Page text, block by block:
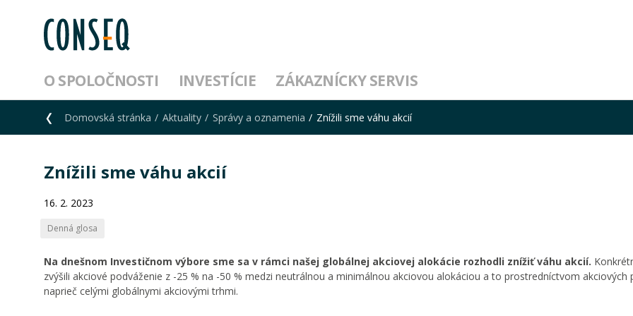
O SPOLOČNOSTI INVESTÍCIE ZÁKAZNÍCKY SERVIS
Domovská stránka Aktuality Správy a oznamenia Znížili sme váhu akcií
Znížili sme váhu akcií
16. 2. 2023
Denná glosa
Na dnešnom Investičnom výbore sme sa v rámci našej globálnej akciovej alokácie rozhodli znížiť váhu akcií.
zvýšili akciové podváženie z -25 % na -50 % medzi neutrálnou a minimálnou akciovou alokáciou a to prostredníctvom akciových
naprieč celými globálnymi akciovými trhmi.